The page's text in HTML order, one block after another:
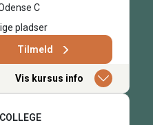
C
pladser
Tilmeld
Vis kursus info